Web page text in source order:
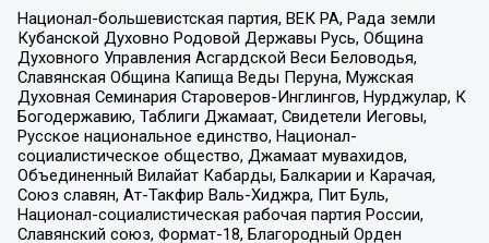
Национал-большевистская партия, ВЕК РА, Рада земли
Кубанской Духовно Родовой Державы Русь, Община
Духовного Управления Асгардской Веси Беловодья,
Славянская Община Капища Веды Перуна, Мужская
Духовная Семинария Староверов-Инглингов, Нурджулар, К
Богодержавию, Таблиги Джамаат, Свидетели Иеговы,
Русское национальное единство, Национал-
социалистическое общество, Джамаат мувахидов,
Объединенный Вилайат Кабарды, Балкарии и Карачая,
Союз славян, Ат-Такфир Валь-Хиджра, Пит Буль,
Национал-социалистическая рабочая партия России,
Славянский союз, Формат-18, Благородный Орден